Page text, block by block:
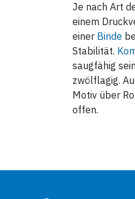
Je nach Art
einem
einer Binde
Stabilität.
saugfähig
zwölflagig.
Motiv über
offen.